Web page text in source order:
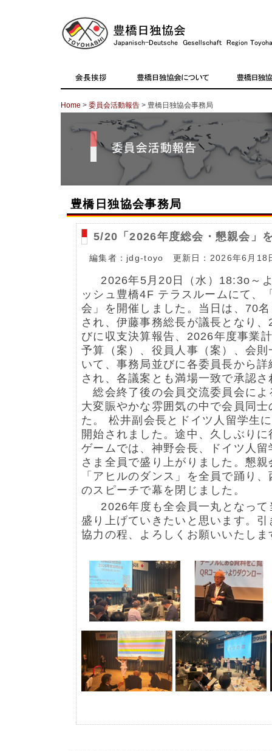
Home > 委員会活動報告 > 豊橋日独協会事務局
豊橋日独協会事務局
5/20「2026年度総会・懇親会」
編集者：jdg-toyo 更新日：2026年6月18
2026年5月20日（水）18:3o～
ッシュ豊橋4F テラスルームにて、
会」を開催しました。当日は、70
され、伊藤事務総長が議長となり
びに収支決算報告、2026年度事業
予算（案）、役員人事（案）、会
いて、事務局並びに各委員長から
され、各議案とも満場一致で承認
総会終了後の会員交流委員会によ
大変賑やかな雰囲気の中で会員同
た。 松井副会長とドイツ人留学生
開始されました。途中、久しぶり
ゲームでは、神野会長、ドイツ人
さま全員で盛り上がりました。懇
「アヒルのダンス」を全員で踊り
のスピーチで幕を閉じました。
2026年度も全会員一丸となって
盛り上げていきたいと思います。
協力の程、よろしくお願いいたしま